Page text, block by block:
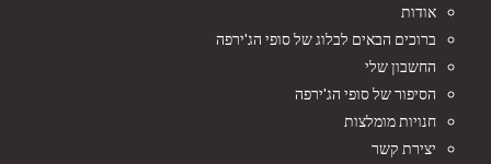
אודות
ברוכים הבאים לבלוג של סופי הג'ירפה
החשבון שלי
הסיפור של סופי הג'ירפה
חנויות מומלצות
יצירת קשר